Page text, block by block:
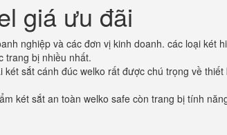
giá ưu đãi
nghiệp và các đơn vị kinh doanh. các loại két
trang bị nhiều nhất.
sắt cánh đúc welko rất được chú trọng về thiết
két sắt an toàn welko safe còn trang bị tính